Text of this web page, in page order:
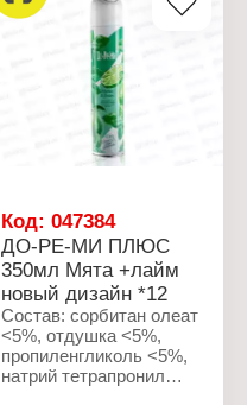
углеводородный
пропеллент 15-30%,
отдушка <5%, НПАВ
<5%, конс. <5%, п
Объем: 300 мл
Код:047384
ДО-РЕ-МИ ПЛЮС
350мл Мята +лайм
новый дизайн *12
Состав: сорбитан олеат
<5%, отдушка <5%,
пропиленгликоль <5%,
натрий тетрапронил